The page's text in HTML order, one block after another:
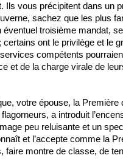
Ils vous précipitent dans un
sachez que les plus
troisième mandat,
ont le privilège et le
compétents
et de la charge virale de
votre épouse, la
a introduit
peu reluisante et un
et l’accepte comme la
faire montre de classe, de